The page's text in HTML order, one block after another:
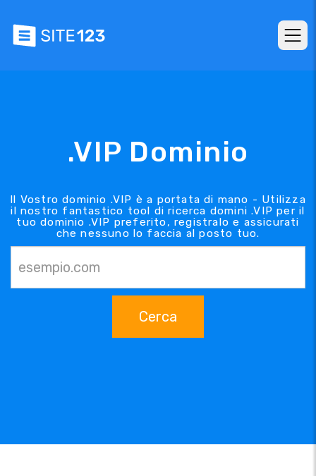
.VIP Dominio
Il Vostro dominio .VIP è a portata di mano - Utilizza
il nostro fantastico tool di ricerca domini .VIP per il
tuo dominio .VIP preferito, registralo e assicurati
che nessuno lo faccia al posto tuo.
Cerca